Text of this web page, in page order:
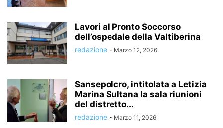
Lavori al Pronto Soccorso
dell’ospedale della Valtiberina
redazione - Marzo 12, 2026
Sansepolcro, intitolata a Letizia
Marina Sultana la sala riunioni
del distretto...
redazione - Marzo 11, 2026